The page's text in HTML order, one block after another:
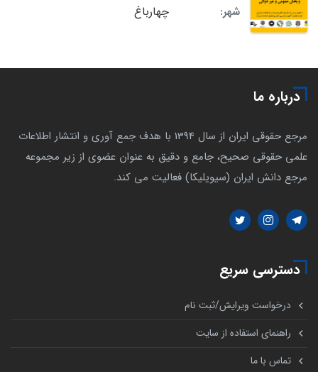
شهر:
چهارباغ
درباره ما
مرجع حقوقی ایران از سال 1394 با هدف جمع آوری و انتشار اطلاعات
علمی حقوقی صحیح، جامع و دقیق به عنوان عضوی از زیر مجموعه
مرجع دانش ایران (سیویلیکا) فعالیت می کند.
دسترسی سریع
درخواست ویرایش/ثبت نام
راهنمای استفاده از سایت
تماس با ما